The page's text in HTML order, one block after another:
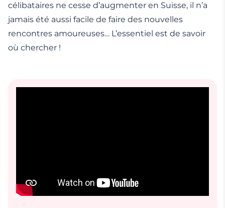
célibataires ne cesse d’augmenter en Suisse, il n’a
jamais été aussi facile de faire des nouvelles
rencontres amoureuses… L’essentiel est de savoir
où chercher !